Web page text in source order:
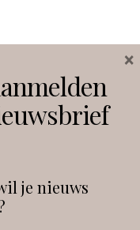
Facebook
je nieuws
×